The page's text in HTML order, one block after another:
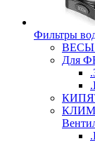
Фильтры
Для